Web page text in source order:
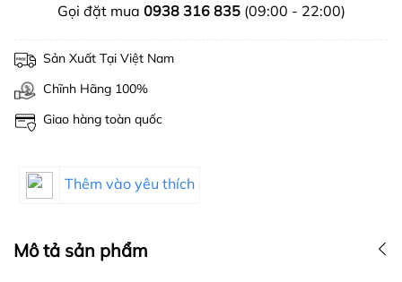
Gọi đặt mua 0938 316 835(09:00 - 22:00)
Sản Xuất Tại Việt Nam
Chĩnh Hãng 100%
Giao hàng toàn quốc
Thêm vào yêu thích
Mô tả sản phẩm